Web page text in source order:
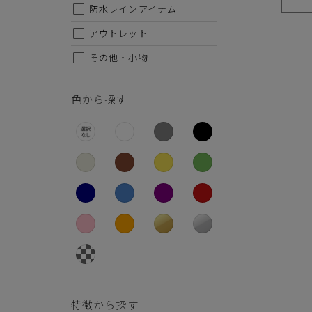
防水レインアイテム
アウトレット
その他・小物
色から探す
特徴から探す
26.5cm